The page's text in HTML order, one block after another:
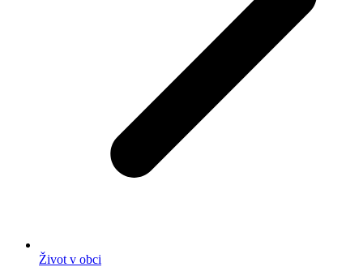
Život v obci